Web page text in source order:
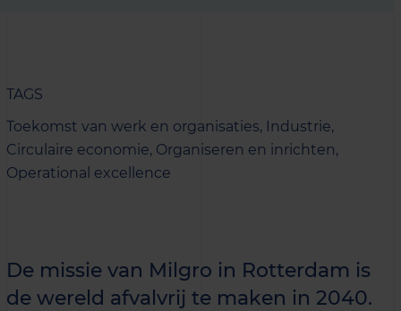
TAGS
Toekomst van werk en organisaties, Industrie,
Circulaire economie, Organiseren en inrichten,
Operational excellence
De missie van Milgro in Rotterdam is
de wereld afvalvrij te maken in 2040.